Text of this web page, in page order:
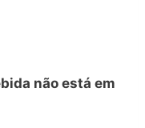
não está em